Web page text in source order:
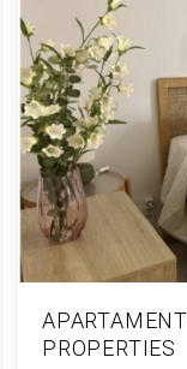
PROPERTIES